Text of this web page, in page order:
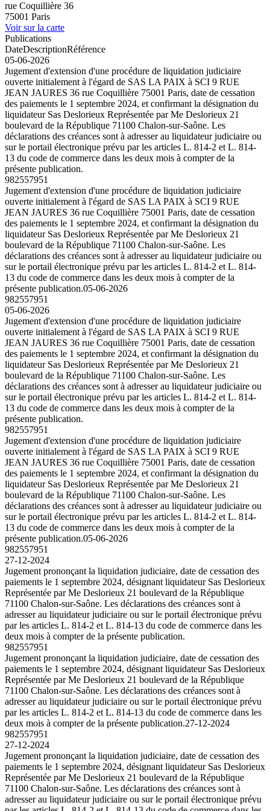
rue Coquillière 36
75001 Paris
Voir sur la carte
Publications
DateDescriptionRéférence
05-06-2026
Jugement d'extension d'une procédure de liquidation judiciaire
ouverte initialement à l'égard de SAS LA PAIX à SCI 9 RUE
JEAN JAURES 36 rue Coquillière 75001 Paris, date de cessation
des paiements le 1 septembre 2024, et confirmant la désignation du
liquidateur Sas Deslorieux Représentée par Me Deslorieux 21
boulevard de la République 71100 Chalon-sur-Saône. Les
déclarations des créances sont à adresser au liquidateur judiciaire ou
sur le portail électronique prévu par les articles L. 814-2 et L. 814-
13 du code de commerce dans les deux mois à compter de la
présente publication.
982557951
Jugement d'extension d'une procédure de liquidation judiciaire
ouverte initialement à l'égard de SAS LA PAIX à SCI 9 RUE
JEAN JAURES 36 rue Coquillière 75001 Paris, date de cessation
des paiements le 1 septembre 2024, et confirmant la désignation du
liquidateur Sas Deslorieux Représentée par Me Deslorieux 21
boulevard de la République 71100 Chalon-sur-Saône. Les
déclarations des créances sont à adresser au liquidateur judiciaire ou
sur le portail électronique prévu par les articles L. 814-2 et L. 814-
13 du code de commerce dans les deux mois à compter de la
présente publication.05-06-2026
982557951
05-06-2026
Jugement d'extension d'une procédure de liquidation judiciaire
ouverte initialement à l'égard de SAS LA PAIX à SCI 9 RUE
JEAN JAURES 36 rue Coquillière 75001 Paris, date de cessation
des paiements le 1 septembre 2024, et confirmant la désignation du
liquidateur Sas Deslorieux Représentée par Me Deslorieux 21
boulevard de la République 71100 Chalon-sur-Saône. Les
déclarations des créances sont à adresser au liquidateur judiciaire ou
sur le portail électronique prévu par les articles L. 814-2 et L. 814-
13 du code de commerce dans les deux mois à compter de la
présente publication.
982557951
Jugement d'extension d'une procédure de liquidation judiciaire
ouverte initialement à l'égard de SAS LA PAIX à SCI 9 RUE
JEAN JAURES 36 rue Coquillière 75001 Paris, date de cessation
des paiements le 1 septembre 2024, et confirmant la désignation du
liquidateur Sas Deslorieux Représentée par Me Deslorieux 21
boulevard de la République 71100 Chalon-sur-Saône. Les
déclarations des créances sont à adresser au liquidateur judiciaire ou
sur le portail électronique prévu par les articles L. 814-2 et L. 814-
13 du code de commerce dans les deux mois à compter de la
présente publication.05-06-2026
982557951
27-12-2024
Jugement prononçant la liquidation judiciaire, date de cessation des
paiements le 1 septembre 2024, désignant liquidateur Sas Deslorieux
Représentée par Me Deslorieux 21 boulevard de la République
71100 Chalon-sur-Saône. Les déclarations des créances sont à
adresser au liquidateur judiciaire ou sur le portail électronique prévu
par les articles L. 814-2 et L. 814-13 du code de commerce dans les
deux mois à compter de la présente publication.
982557951
Jugement prononçant la liquidation judiciaire, date de cessation des
paiements le 1 septembre 2024, désignant liquidateur Sas Deslorieux
Représentée par Me Deslorieux 21 boulevard de la République
71100 Chalon-sur-Saône. Les déclarations des créances sont à
adresser au liquidateur judiciaire ou sur le portail électronique prévu
par les articles L. 814-2 et L. 814-13 du code de commerce dans les
deux mois à compter de la présente publication.27-12-2024
982557951
27-12-2024
Jugement prononçant la liquidation judiciaire, date de cessation des
paiements le 1 septembre 2024, désignant liquidateur Sas Deslorieux
Représentée par Me Deslorieux 21 boulevard de la République
71100 Chalon-sur-Saône. Les déclarations des créances sont à
adresser au liquidateur judiciaire ou sur le portail électronique prévu